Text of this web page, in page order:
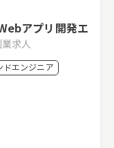
アプリ開発エ
求人
ドエンジニア